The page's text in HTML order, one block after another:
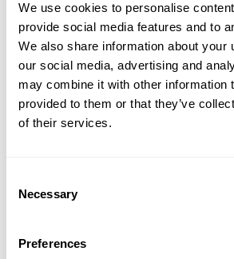
We use cookies to personalise
provide social media features and to
We also share information about your
our social media, advertising and
may combine it with other information
provided to them or that they’ve
of their services.
Selection
Necessary
Preferences
ważna jest regularna kontrola
podczas przeglądów technicznych
mechanik bez trudu zauważy
lub luz na mocowaniach. Warto
długotrwała eksploatacja
poduszką zwiększa zużycie
układu napędowego, co przekłada
Co zrobić, gdy auto wymaga